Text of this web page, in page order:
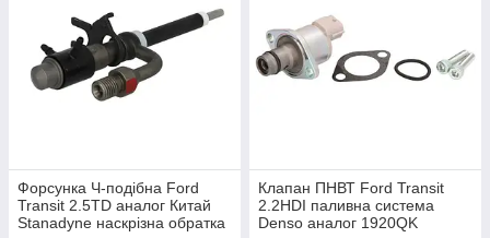
Форсунка Ч-подібна Ford
Transit 2.5TD аналог Китай
Stanadyne наскрізна обратка
Клапан ПНВТ Ford Transit
2.2HDI паливна система
Denso аналог 1920QK